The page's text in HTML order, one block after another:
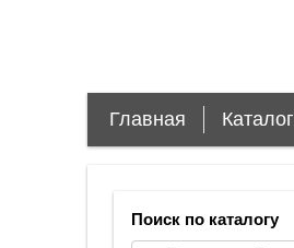
Главная Каталог
Поиск по каталогу